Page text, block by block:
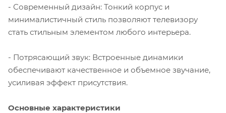
- Современный дизайн: Тонкий корпус и
минималистичный стиль позволяют телевизору
стать стильным элементом любого интерьера.
- Потрясающий звук: Встроенные динамики
обеспечивают качественное и объемное звучание,
усиливая эффект присутствия.
Основные характеристики